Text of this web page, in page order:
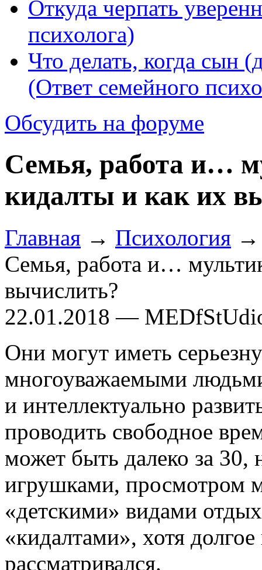
Откуда черпать
психолога)
Что делать, когда сын
(Ответ семейного
Обсудить на форуме
Семья, работа и…
кидалты и как их
Главная → Психология
Семья, работа и…
вычислить?
22.01.2018 —
Они могут иметь
многоуважаемыми
и интеллектуально
проводить свободное
может быть далеко за 30,
игрушками, просмотром
«детскими» видами
«кидалтами», хотя
рассматривался.